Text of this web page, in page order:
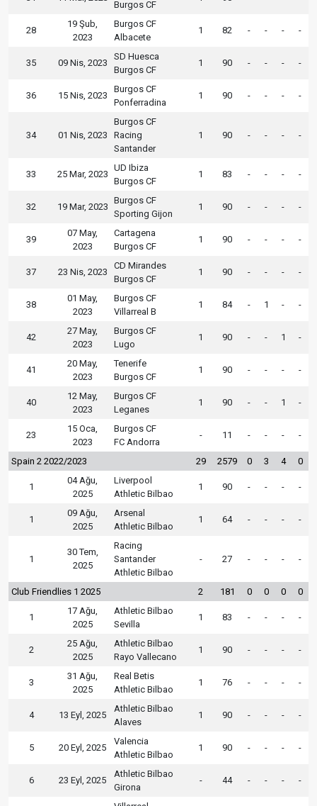
Burgos CF
28
19 Şub,
2023
Burgos CF
Albacete
1 82 - - - -
35 09 Nis, 2023
SD Huesca
Burgos CF
1 90 - - - -
36 15 Nis, 2023
Burgos CF
Ponferradina
1 90 - - - -
34 01 Nis, 2023
Burgos CF
Racing
Santander
1 90 - - - -
33 25 Mar, 2023
UD Ibiza
Burgos CF
1 83 - - - -
32 19 Mar, 2023
Burgos CF
Sporting Gijon
1 90 - - - -
39
07 May,
2023
Cartagena
Burgos CF
1 90 - - - -
37 23 Nis, 2023
CD Mirandes
Burgos CF
1 90 - - - -
38
01 May,
2023
Burgos CF
Villarreal B
1 84 - 1 - -
42
27 May,
2023
Burgos CF
Lugo
1 90 - - 1 -
41
20 May,
2023
Tenerife
Burgos CF
1 90 - - - -
40
12 May,
2023
Burgos CF
Leganes
1 90 - - 1 -
23
15 Oca,
2023
Burgos CF
FC Andorra
- 11 - - - -
Spain 2 2022/2023 29 2579 0 3 4 0
1
04 Ağu,
2025
Liverpool
Athletic Bilbao
1 90 - - - -
1
09 Ağu,
2025
Arsenal
Athletic Bilbao
1 64 - - - -
1
30 Tem,
2025
Racing
Santander
Athletic Bilbao
- 27 - - - -
Club Friendlies 1 2025 2 181 0 0 0 0
1
17 Ağu,
2025
Athletic Bilbao
Sevilla
1 83 - - - -
2
25 Ağu,
2025
Athletic Bilbao
Rayo Vallecano
1 90 - - - -
3
31 Ağu,
2025
Real Betis
Athletic Bilbao
1 76 - - - -
4 13 Eyl, 2025
Athletic Bilbao
Alaves
1 90 - - - -
5 20 Eyl, 2025
Valencia
Athletic Bilbao
1 90 - - - -
6 23 Eyl, 2025
Athletic Bilbao
Girona
- 44 - - - -